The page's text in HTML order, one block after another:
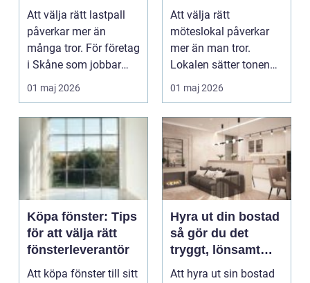
handel
Att välja rätt lastpall
påverkar mer än
många tror. För företag
i Skåne som jobbar
med lager, logist...
01 maj 2026
Att välja rätt
möteslokal påverkar
mer än man tror.
Lokalen sätter tonen
för samtalen, påverkar
ener...
01 maj 2026
Köpa fönster: Tips
för att välja rätt
fönsterleverantör
Att köpa fönster till sitt
Hyra ut din bostad
så gör du det
tryggt, lönsamt
och smart
Att hyra ut sin bostad